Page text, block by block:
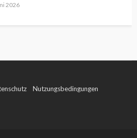
2026
Nutzungsbedingungen